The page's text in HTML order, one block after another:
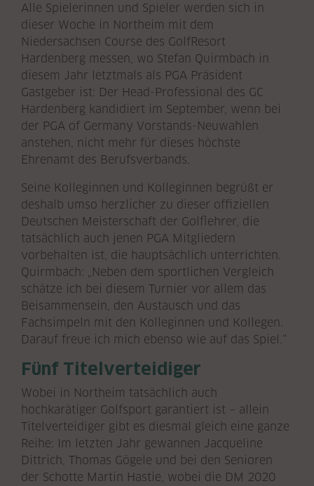
Alle Spielerinnen und Spieler werden sich in
dieser Woche in Northeim mit dem
Niedersachsen Course des GolfResort
Hardenberg messen, wo Stefan Quirmbach in
diesem Jahr letztmals als PGA Präsident
Gastgeber ist: Der Head-Professional des GC
Hardenberg kandidiert im September, wenn bei
der PGA of Germany Vorstands-Neuwahlen
anstehen, nicht mehr für dieses höchste
Ehrenamt des Berufsverbands.
Seine Kolleginnen und Kolleginnen begrüßt er
deshalb umso herzlicher zu dieser offiziellen
Deutschen Meisterschaft der Golflehrer, die
tatsächlich auch jenen PGA Mitgliedern
vorbehalten ist, die hauptsächlich unterrichten.
Quirmbach: „Neben dem sportlichen Vergleich
schätze ich bei diesem Turnier vor allem das
Beisammensein, den Austausch und das
Fachsimpeln mit den Kolleginnen und Kollegen.
Darauf freue ich mich ebenso wie auf das Spiel.“
Fünf Titelverteidiger
Wobei in Northeim tatsächlich auch
hochkarätiger Golfsport garantiert ist – allein
Titelverteidiger gibt es diesmal gleich eine ganze
Reihe: Im letzten Jahr gewannen Jacqueline
Dittrich, Thomas Gögele und bei den Senioren
der Schotte Martin Hastie, wobei die DM 2020